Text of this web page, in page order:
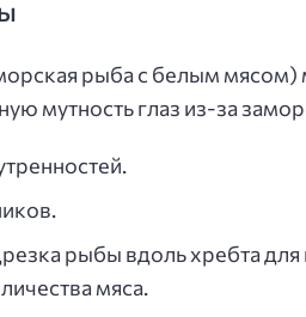
рыба с белым
мутность глаз из-за
рыбы вдоль хребта
мяса.